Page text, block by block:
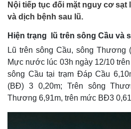
Nội tiếp tục đối mặt nguy cơ
và dịch bệnh sau lũ.
Hiện trạng lũ trên sông Cầu và
Lũ trên sông Cầu, sông Thương
Mực nước lúc 03h ngày 12/10
sông Cầu tại trạm Đáp Cầu
(BĐ) 3 0,20m; Trên sông
Thương 6,91m, trên mức BĐ3